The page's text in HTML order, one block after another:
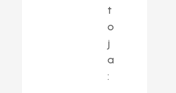
t
o
j
a
: